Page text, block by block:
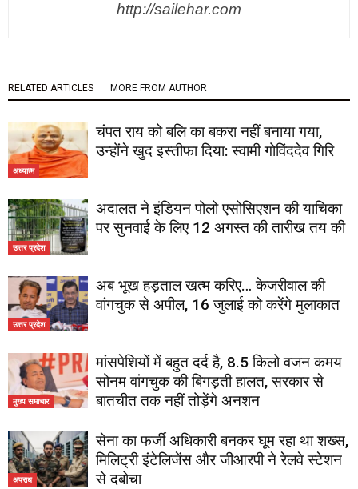
http://sailehar.com
RELATED ARTICLES MORE FROM AUTHOR
अध्यात्म
चंपत राय को बलि का बकरा नहीं बनाया गया,
उन्होंने खुद इस्तीफा दिया: स्वामी गोविंददेव गिरि
उत्तर प्रदेश
अदालत ने इंडियन पोलो एसोसिएशन की याचिका
पर सुनवाई के लिए 12 अगस्त की तारीख तय की
उत्तर प्रदेश
अब भूख हड़ताल खत्म करिए… केजरीवाल की
वांगचुक से अपील, 16 जुलाई को करेंगे मुलाकात
मुख्य समाचार
मांसपेशियों में बहुत दर्द है, 8.5 किलो वजन कमय
सोनम वांगचुक की बिगड़ती हालत, सरकार से
बातचीत तक नहीं तोड़ेंगे अनशन
अपराध
सेना का फर्जी अधिकारी बनकर घूम रहा था शख्स,
मिलिट्री इंटेलिजेंस और जीआरपी ने रेलवे स्टेशन
से दबोचा